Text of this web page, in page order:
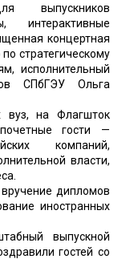
выпускников
интерактивные
концертная
стратегическому
исполнительный
СПбГЭУ Ольга
вуз, на Флагшток
гости —
компаний,
власти,
дипломов
иностранных
выпускной
гостей со